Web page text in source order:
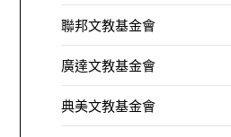
聯邦文教基金會
廣達文教基金會
典美文教基金會